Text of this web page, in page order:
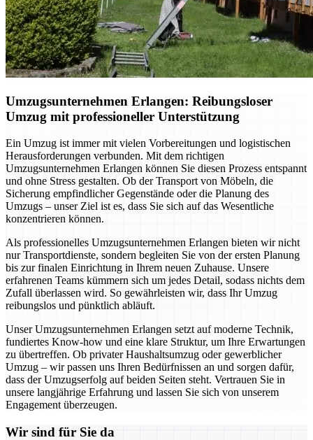
Umzugsunternehmen Erlangen: Reibungsloser
Umzug mit professioneller Unterstützung
Ein Umzug ist immer mit vielen Vorbereitungen und logistischen
Herausforderungen verbunden. Mit dem richtigen
Umzugsunternehmen Erlangen können Sie diesen Prozess entspannt
und ohne Stress gestalten. Ob der Transport von Möbeln, die
Sicherung empfindlicher Gegenstände oder die Planung des
Umzugs – unser Ziel ist es, dass Sie sich auf das Wesentliche
konzentrieren können.
Als professionelles Umzugsunternehmen Erlangen bieten wir nicht
nur Transportdienste, sondern begleiten Sie von der ersten Planung
bis zur finalen Einrichtung in Ihrem neuen Zuhause. Unsere
erfahrenen Teams kümmern sich um jedes Detail, sodass nichts dem
Zufall überlassen wird. So gewährleisten wir, dass Ihr Umzug
reibungslos und pünktlich abläuft.
Unser Umzugsunternehmen Erlangen setzt auf moderne Technik,
fundiertes Know-how und eine klare Struktur, um Ihre Erwartungen
zu übertreffen. Ob privater Haushaltsumzug oder gewerblicher
Umzug – wir passen uns Ihren Bedürfnissen an und sorgen dafür,
dass der Umzugserfolg auf beiden Seiten steht. Vertrauen Sie in
unsere langjährige Erfahrung und lassen Sie sich von unserem
Engagement überzeugen.
Wir sind für Sie da